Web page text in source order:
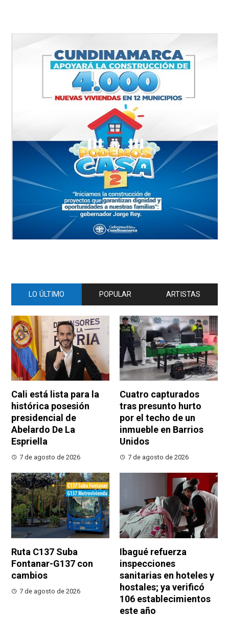
LO ÚLTIMO POPULAR ARTISTAS
Cali está lista para la
histórica posesión
presidencial de
Abelardo De La
Espriella
7 de agosto de 2026
Cuatro capturados
tras presunto hurto
por el techo de un
inmueble en Barrios
Unidos
7 de agosto de 2026
Ruta C137 Suba
Fontanar-G137 con
cambios
7 de agosto de 2026
Ibagué refuerza
inspecciones
sanitarias en hoteles y
hostales; ya verificó
106 establecimientos
este año